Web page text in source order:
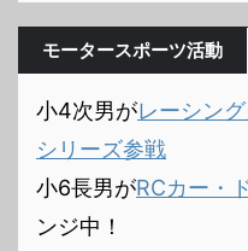
モータースポーツ活動
小4次男がレーシン
シリーズ参戦
小6長男がRCカー・
ンジ中！